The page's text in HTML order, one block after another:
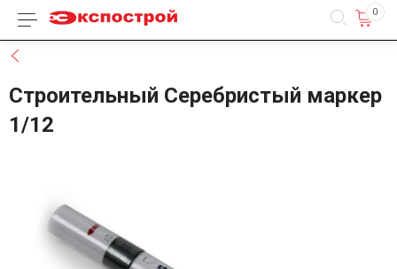
Каталог товаров 0
Строительный Серебристый маркер
1/12